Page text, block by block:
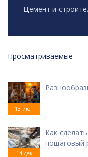
Цемент и
Просматриваемые
13 июн
14 дек
Как
пошаговый